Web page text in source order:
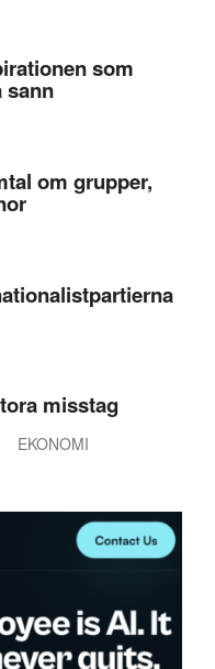
som
sann
om grupper,
misstag
EKONOMI